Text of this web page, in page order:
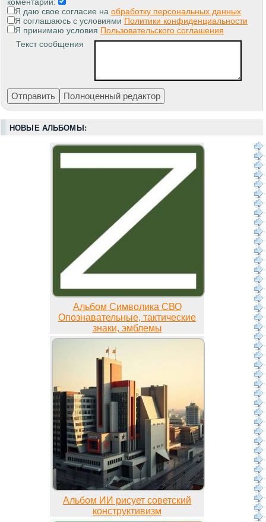
Я даю свое согласие на обработку персональных данных
Я соглашаюсь с условиями Политики конфиденциальности
Я принимаю условия Пользовательского соглашения
Текст сообщения
НОВЫЕ АЛЬБОМЫ:
Альбом Символика СВО
Опознавательные, тактические
знаки, эмблемы
Альбом ИИ рисует советский
конструктивизм